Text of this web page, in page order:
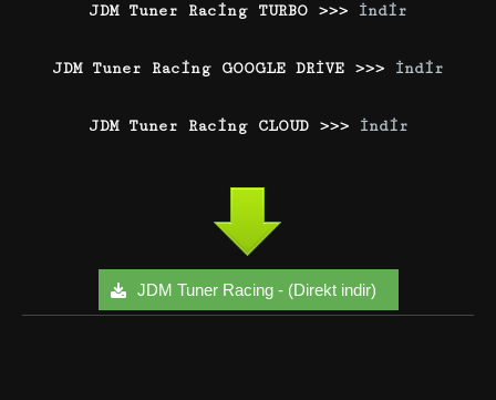
JDM Tuner Racing TURBO >>> İndir
JDM Tuner Racing GOOGLE DRİVE >>> İndir
JDM Tuner Racing CLOUD >>> İndir
JDM Tuner Racing - (Direkt indir)